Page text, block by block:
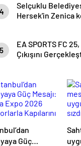
4
Selçuklu
Hersek'in Zenica
ekibiyle sahne
5
EA SPORTS FC
Çıkışını
Güç